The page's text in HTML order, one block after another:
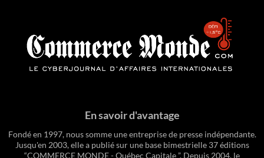
En savoir d'avantage
Fondé en 1997, nous somme une entreprise de presse indépendante.
Jusqu'en 2003, elle a publié sur une base bimestrielle 37 éditions
“COMMERCE MONDE - Québec Capitale ”. Depuis 2004, le